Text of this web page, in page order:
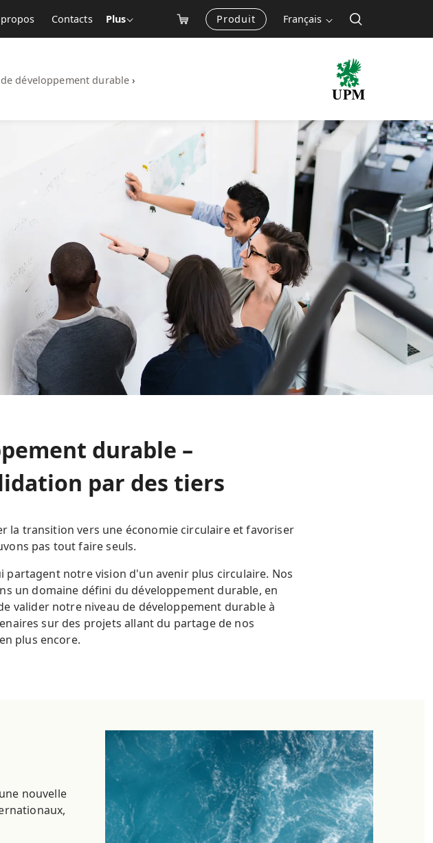
Produit Français
Plus
Contacts
développement durable ›
durable –
par des tiers
la transition vers une économie circulaire et favoriser
pas tout faire seuls.
notre vision d'un avenir plus circulaire. Nos
un domaine défini du développement durable, en
valider notre niveau de développement durable à
sur des projets allant du partage de nos
plus encore.
nouvelle